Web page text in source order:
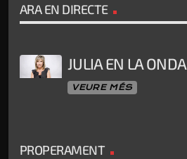
ARA EN DIRECTE
JULIA EN LA ONDA
VEURE MÉS
PROPERAMENT